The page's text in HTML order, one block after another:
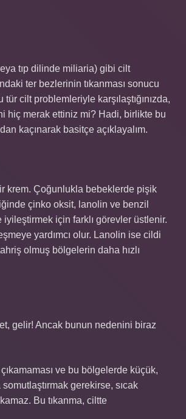
tıp dilinde miliaria) gibi cilt
ter bezlerinin tıkanması sonucu
cilt problemleriyle karşılaştığınızda,
hiç merak ettiniz mi? Hadi, birlikte bu
kaçınarak basitçe açıklayalım.
krem. Çoğunlukla bebeklerde pişik
çinko oksit, lanolin ve benzil
için farklı görevler üstlenir.
yardımcı olur. Lanolin ise cildi
olmuş bölgelerin daha hızlı
gelir! Ancak bunun nedenini biraz
ve bu bölgelerde küçük,
gerekirse, sıcak
Bu tıkanma, ciltte